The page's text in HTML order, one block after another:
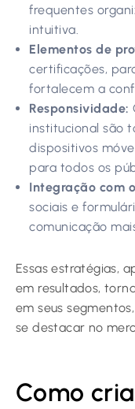
frequentes
intuitiva.
Elementos de
certificações,
fortalecem a
Responsividade:
institucional são
dispositivos
para todos os
Integração com
sociais e
comunicação
Essas estratégias,
em resultados,
em seus
se destacar no
Como